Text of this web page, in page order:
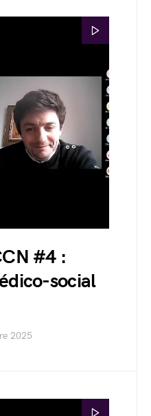
#4 :
social
2025